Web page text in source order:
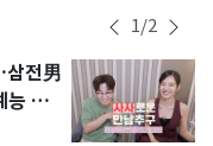
1/2
전男
능 화